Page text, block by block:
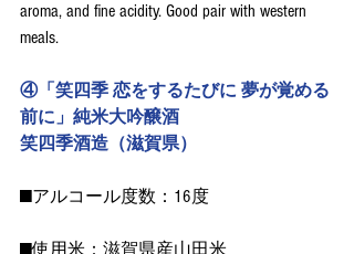
aroma, and fine acidity. Good pair with western
meals.
④「笑四季 恋をするたびに 夢が覚める
前に」純米大吟醸酒
笑四季酒造（滋賀県）
■アルコール度数：16度
■使用米：滋賀県産山田米